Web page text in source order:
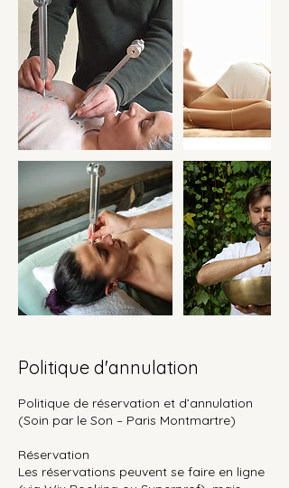
Politique d'annulation
Politique de réservation et d’annulation
(Soin par le Son – Paris Montmartre)
Réservation
Les réservations peuvent se faire en ligne